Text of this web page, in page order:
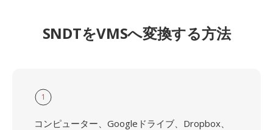
SNDTをVMSへ変換する方法
1
コンピューター、Googleドライブ、Dropbox、